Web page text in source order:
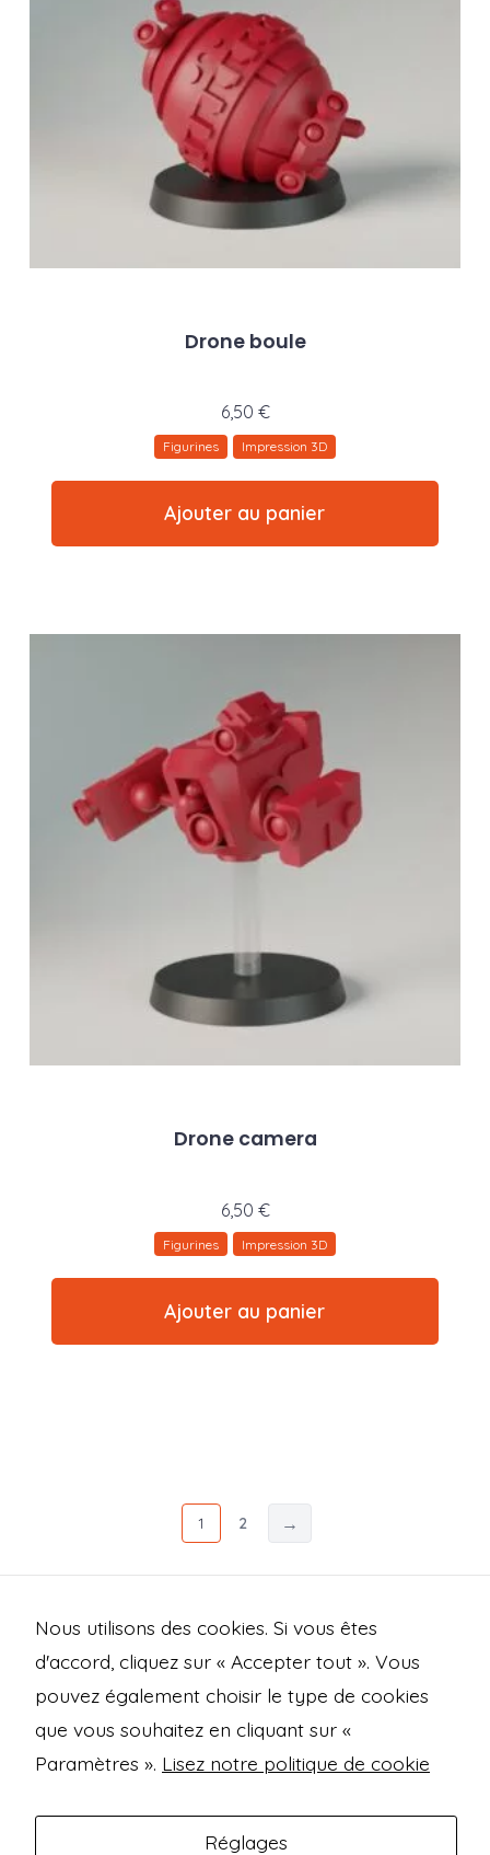
Drone boule
6,50 €
Figurines Impression 3D
Ajouter au panier
Drone camera
6,50 €
Figurines Impression 3D
Ajouter au panier
1 2 →
Open
Facebook
a
Open
Instagram
a
Open
Mastodon
a
Bluesky
a
Mentions légales
Politique de confidentialité
Nous utilisons des cookies. Si vous êtes
d'accord, cliquez sur « Accepter tout ». Vous
pouvez également choisir le type de cookies
que vous souhaitez en cliquant sur «
Paramètres ». Lisez notre politique de cookie
Réglages